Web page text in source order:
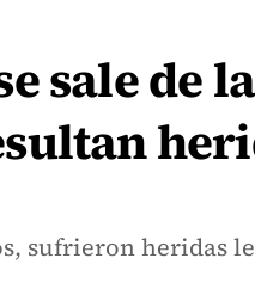
sale de
sufrieron heridas